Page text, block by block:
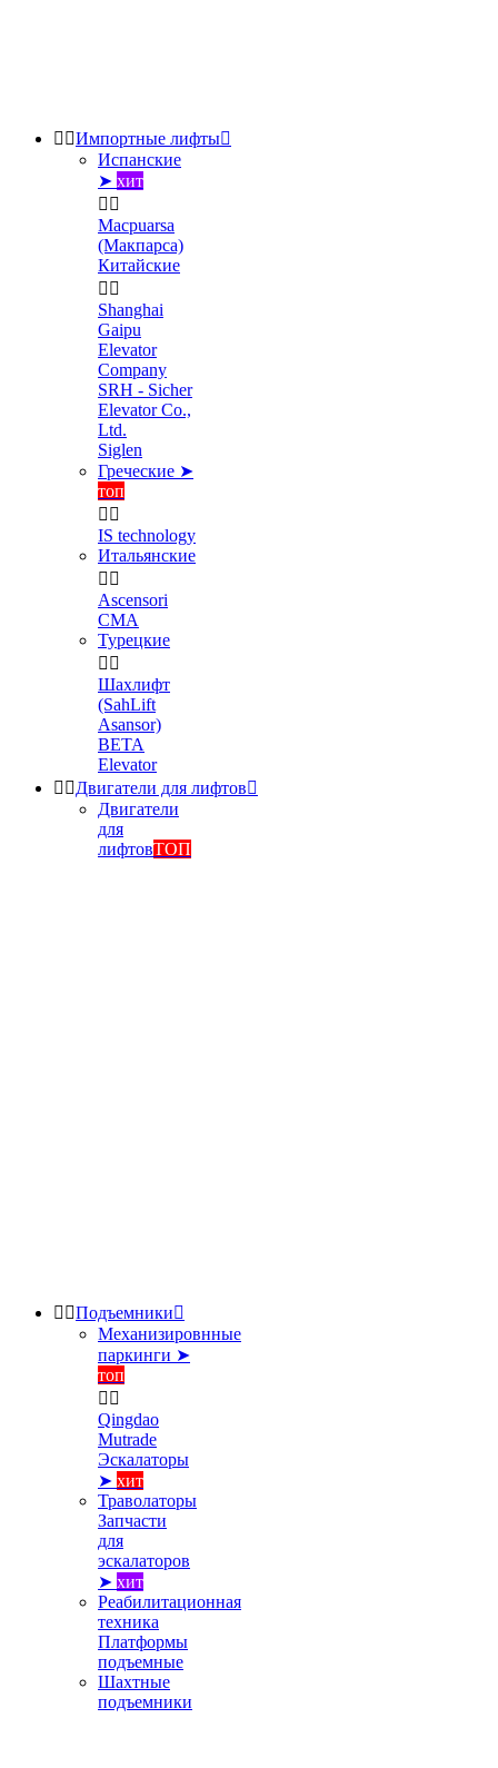
 Импортные лифты
Испанские
➤ хит
 
Macpuarsa
(Макпарса)
Китайские
 
Shanghai
Gaipu
Elevator
Company
SRH - Sicher
Elevator Co.,
Ltd.
Siglen
Греческие ➤
топ
 
IS technology
Итальянские
 
Ascensori
CMA
Турецкие
 
Шахлифт
(SahLift
Asansor)
BETA
Elevator
 Двигатели для лифтов
Двигатели
для
лифтовТОП
 Подъемники
Механизировнные
паркинги ➤
топ
 
Qingdao
Mutrade
Эскалаторы
➤ хит
Траволаторы
Запчасти
для
эскалаторов
➤ хит
Реабилитационная
техника
Платформы
подъемные
Шахтные
подъемники